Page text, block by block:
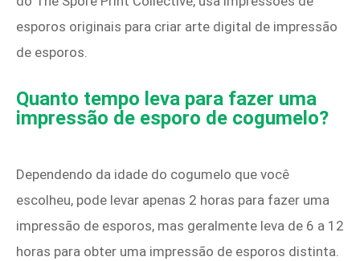
esporos originais para criar arte digital de impressão
de esporos.
Quanto tempo leva para fazer uma
impressão de esporo de cogumelo?
Dependendo da idade do cogumelo que você
escolheu, pode levar apenas 2 horas para fazer uma
impressão de esporos, mas geralmente leva de 6 a 12
horas para obter uma impressão de esporos distinta.